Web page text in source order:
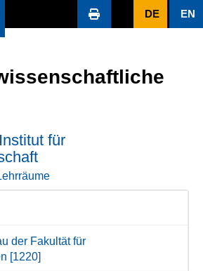
DE EN
für
der Fakultät für
[1220]